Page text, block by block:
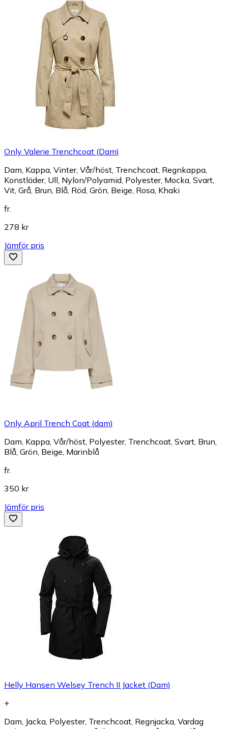
Only Valerie Trenchcoat (Dam)
Dam, Kappa, Vinter, Vår/höst, Trenchcoat, Regnkappa,
Konstläder, Ull, Nylon/Polyamid, Polyester, Mocka, Svart,
Vit, Grå, Brun, Blå, Röd, Grön, Beige, Rosa, Khaki
fr.
278 kr
Jämför pris
Only April Trench Coat (dam)
Dam, Kappa, Vår/höst, Polyester, Trenchcoat, Svart, Brun,
Blå, Grön, Beige, Marinblå
fr.
350 kr
Jämför pris
Helly Hansen Welsey Trench II Jacket (Dam)
+
Dam, Jacka, Polyester, Trenchcoat, Regnjacka, Vardag